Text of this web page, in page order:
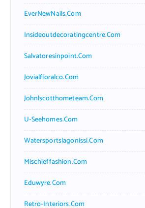
EverNewNails.com
Insideoutdecoratingcentre.com
Salvatoresinpoint.com
Jovialfloralco.com
Johnlscotthometeam.com
U-Seehomes.com
Watersportslagonissi.com
Mischieffashion.com
Eduwyre.com
Retro-Interiors.com